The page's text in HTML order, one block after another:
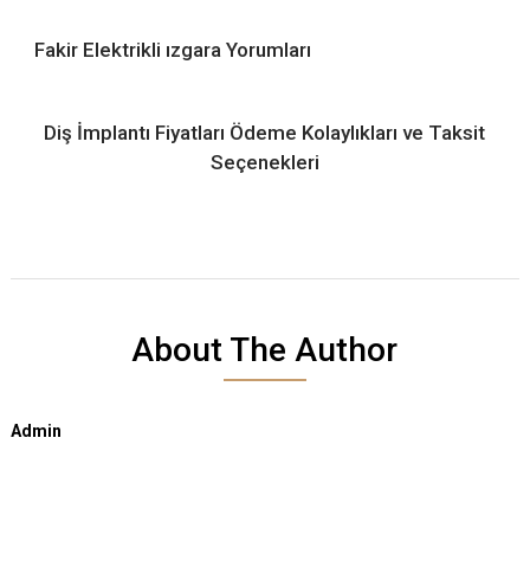
Fakir Elektrikli ızgara Yorumları
Diş İmplantı Fiyatları Ödeme Kolaylıkları ve Taksit
Seçenekleri
About The Author
Admin